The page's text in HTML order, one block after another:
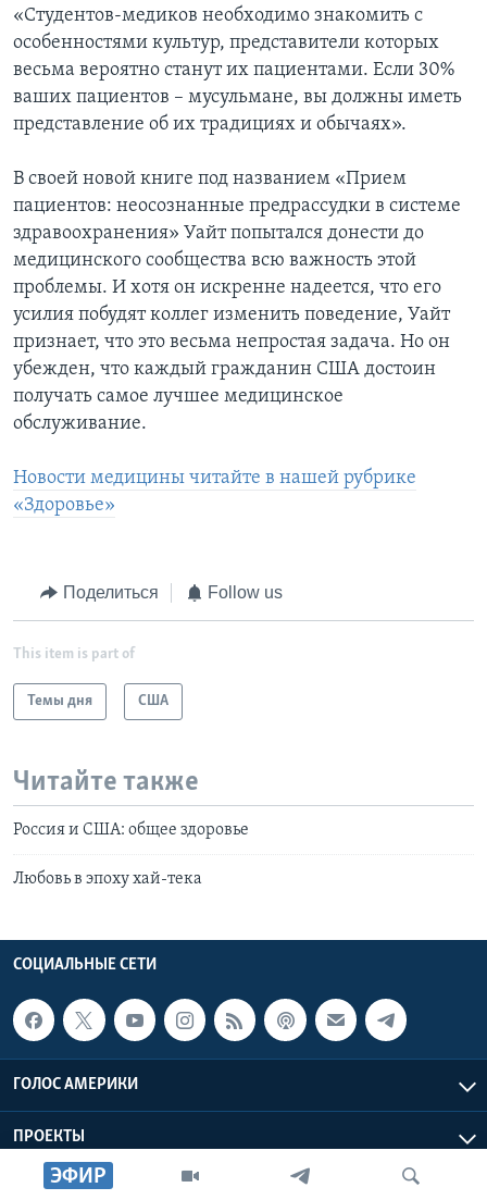
ЭФИР
«Студентов-медиков необходимо знакомить с
особенностями культур, представители которых
весьма вероятно станут их пациентами. Если 30%
ваших пациентов – мусульмане, вы должны иметь
представление об их традициях и обычаях».
В своей новой книге под названием «Прием
пациентов: неосознанные предрассудки в системе
здравоохранения» Уайт попытался донести до
медицинского сообщества всю важность этой
проблемы. И хотя он искренне надеется, что его
усилия побудят коллег изменить поведение, Уайт
признает, что это весьма непростая задача. Но он
убежден, что каждый гражданин США достоин
получать самое лучшее медицинское
обслуживание.
Новости медицины читайте в нашей рубрике
«Здоровье»
Поделиться Follow us
This item is part of
Темы дня США
Читайте также
Россия и США: общее здоровье
Любовь в эпоху хай-тека
СОЦИАЛЬНЫЕ СЕТИ
ГОЛОС АМЕРИКИ
ПРОЕКТЫ